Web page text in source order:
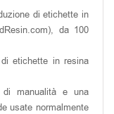
di etichette in
da 100
etichette in resina
manualità e una
usate normalmente